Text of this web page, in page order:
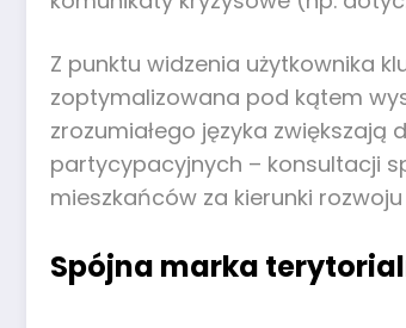
Z punktu widzenia użytkownika
zoptymalizowana pod kątem
zrozumiałego języka
partycypacyjnych – konsultacji
mieszkańców za kierunki
Spójna marka